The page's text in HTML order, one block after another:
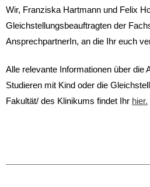
Wir, Franziska Hartmann und Felix
Gleichstellungsbeauftragten der
AnsprechpartnerIn, an die Ihr euch
Alle relevante Informationen über die
Studieren mit Kind oder die
Fakultät/ des Klinikums findet Ihr hier.